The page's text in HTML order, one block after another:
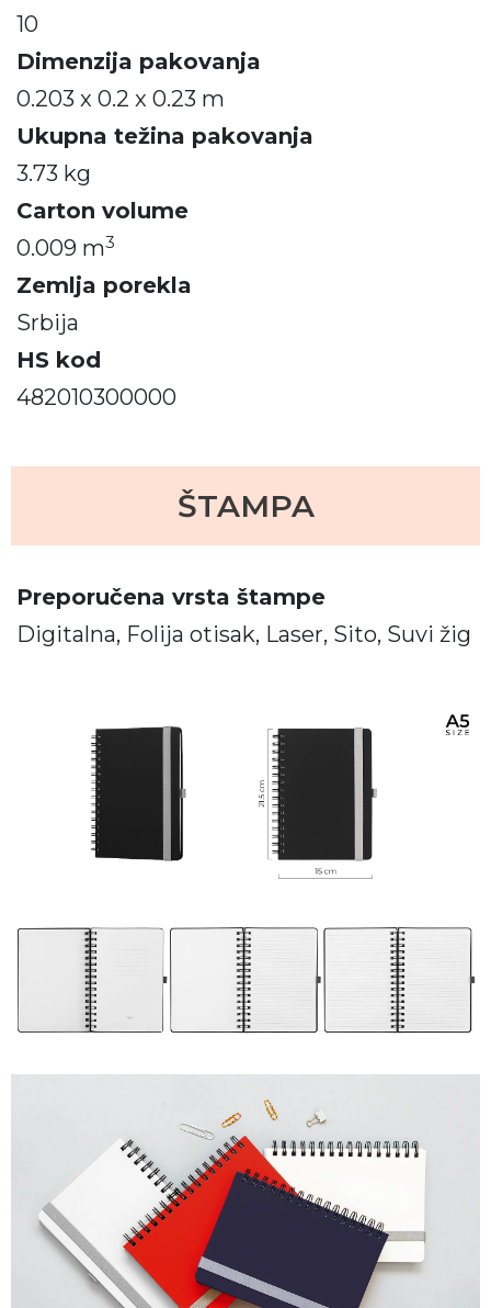
10
Dimenzija pakovanja
0.203 x 0.2 x 0.23 m
Ukupna težina pakovanja
3.73 kg
Carton volume
0.009 m3
Zemlja porekla
Srbija
HS kod
482010300000
ŠTAMPA
Preporučena vrsta štampe
Digitalna, Folija otisak, Laser, Sito, Suvi žig